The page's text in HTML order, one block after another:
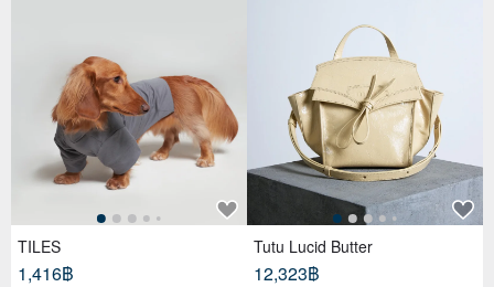
TILES
1,416฿
Tutu Lucid Butter
12,323฿